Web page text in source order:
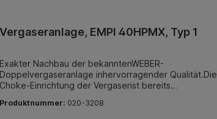
Vergaseranlage, EMPI 40HPMX, Typ 1
Exakter Nachbau der bekanntenWEBER-
Doppelvergaseranlage inhervorragender Qualität.Die
Choke-Einrichtung der Vergaserist bereits
mmAnsaug-Lufttrichter mitgeliefert.Lieferumfang:2 x
Produktnummer: 020-3208